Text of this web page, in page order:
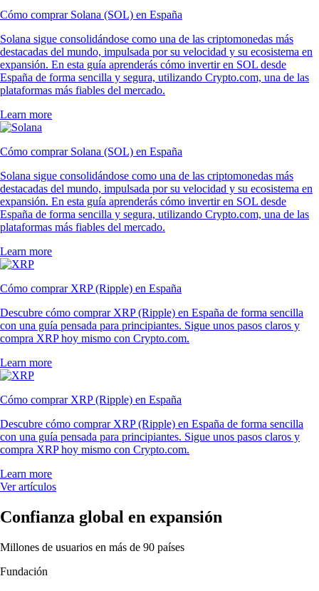
Cómo comprar Solana (SOL) en España
Solana sigue consolidándose como una de las criptomonedas más
destacadas del mundo, impulsada por su velocidad y su ecosistema en
expansión. En esta guía aprenderás cómo invertir en SOL desde
España de forma sencilla y segura, utilizando Crypto.com, una de las
plataformas más fiables del mercado.
Learn more
Cómo comprar Solana (SOL) en España
Solana sigue consolidándose como una de las criptomonedas más
destacadas del mundo, impulsada por su velocidad y su ecosistema en
expansión. En esta guía aprenderás cómo invertir en SOL desde
España de forma sencilla y segura, utilizando Crypto.com, una de las
plataformas más fiables del mercado.
Learn more
Cómo comprar XRP (Ripple) en España
Descubre cómo comprar XRP (Ripple) en España de forma sencilla
con una guía pensada para principiantes. Sigue unos pasos claros y
compra XRP hoy mismo con Crypto.com.
Learn more
Cómo comprar XRP (Ripple) en España
Descubre cómo comprar XRP (Ripple) en España de forma sencilla
con una guía pensada para principiantes. Sigue unos pasos claros y
compra XRP hoy mismo con Crypto.com.
Learn more
Ver artículos
Confianza global en expansión
Millones de usuarios en más de 90 países
Fundación